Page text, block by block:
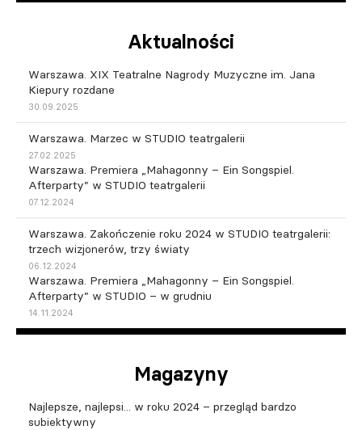
Aktualności
Warszawa. XIX Teatralne Nagrody Muzyczne im. Jana
Kiepury rozdane
30.09.2025
Warszawa. Marzec w STUDIO teatrgalerii
27.02.2025
Warszawa. Premiera „Mahagonny – Ein Songspiel.
Afterparty” w STUDIO teatrgalerii
07.12.2024
Warszawa. Zakończenie roku 2024 w STUDIO teatrgalerii:
trzech wizjonerów, trzy światy
06.12.2024
Warszawa. Premiera „Mahagonny – Ein Songspiel.
Afterparty” w STUDIO – w grudniu
14.11.2024
Magazyny
Najlepsze, najlepsi... w roku 2024 – przegląd bardzo
subiektywny